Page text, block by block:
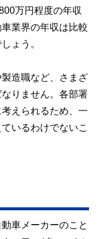
万円程度の年収
業界の年収は比較
ょう。
造職など、さまざ
りません。各部署
えられるため、一
いるわけでないこ
車メーカーのこと